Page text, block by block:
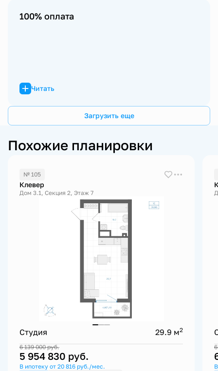
100% оплата
Читать
Загрузить еще
Похожие планировки
№ 105
Клевер
Дом 3.1, Секция 2, Этаж 7
Студия 29.9 м2
6 139 000руб.
5 954 830 руб.
В ипотеку от 20 816 руб./мес.